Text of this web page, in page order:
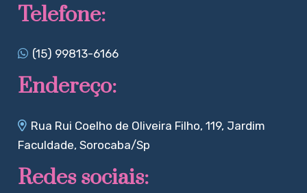
Telefone:
(15) 99813-6166
Endereço:
Rua Rui Coelho de Oliveira Filho, 119, Jardim
Faculdade, Sorocaba/Sp
Redes sociais: